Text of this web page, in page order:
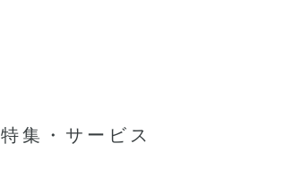
特集・サービス